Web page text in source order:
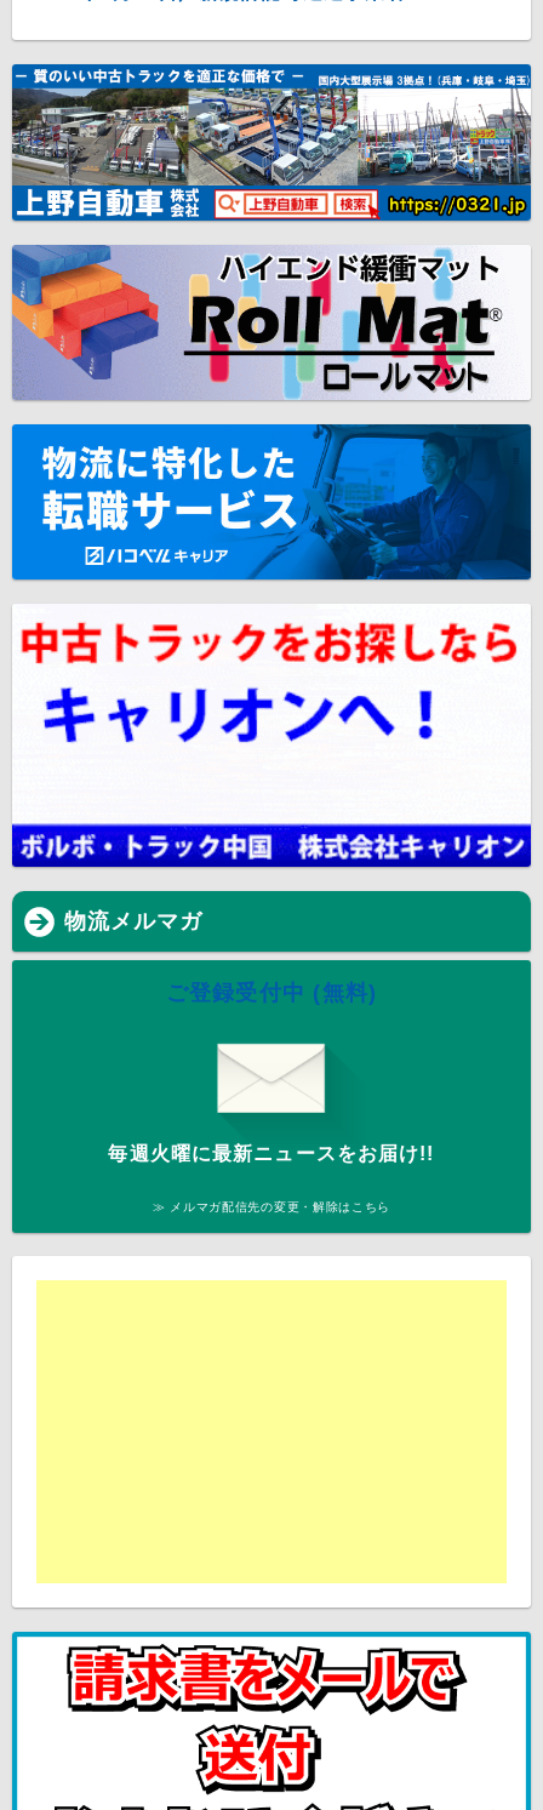
物流メルマガ
ご登録受付中 (無料)
毎週火曜に最新ニュースをお届け!!
≫ メルマガ配信先の変更・解除はこちら